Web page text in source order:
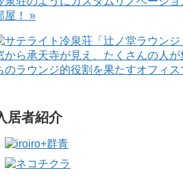
屋！ »
から承天寺が見え、たくさんの人
のラウンジ的役割を果たすオフィス
居者紹介